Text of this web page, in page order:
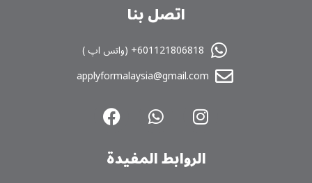
اتصل بنا
601121806818+ (واتس اپ )
applyformalaysia@gmail.com
الروابط المفیدة